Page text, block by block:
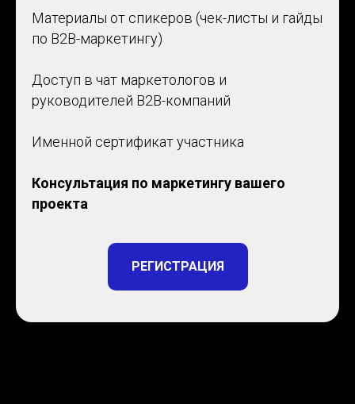
Материалы от спикеров (чек-листы и гайды
по B2B-маркетингу)
Доступ в чат маркетологов и
руководителей B2B-компаний
Именной сертификат участника
Консультация по маркетингу вашего
проекта
РЕГИСТРАЦИЯ